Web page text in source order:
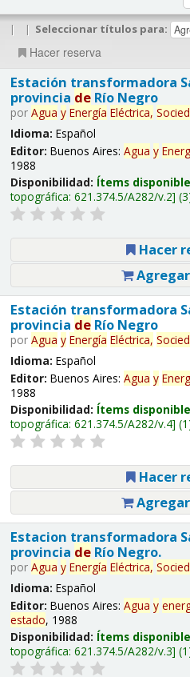
| | Seleccionar títulos para:
Hacer reserva
Estación transformadora
provincia deRío Negro
por Agua y Energía Eléctrica,
Idioma: Español
Editor: Buenos Aires: Agua y
1988
Disponibilidad: Ítems
topográfica: 621.374.5/A282/v.2
Hacer
Estación transformadora
provincia deRío Negro
por Agua y Energía Eléctrica,
Idioma: Español
Editor: Buenos Aires: Agua y
1988
Disponibilidad: Ítems
topográfica: 621.374.5/A282/v.4
Hacer
Estacion transformadora
provincia deRío Negro.
por Agua y Energía Eléctrica,
Idioma: Español
Editor: Buenos Aires: Agua y
estado, 1988
Disponibilidad: Ítems
topográfica: 621.374.5/A282/v.3